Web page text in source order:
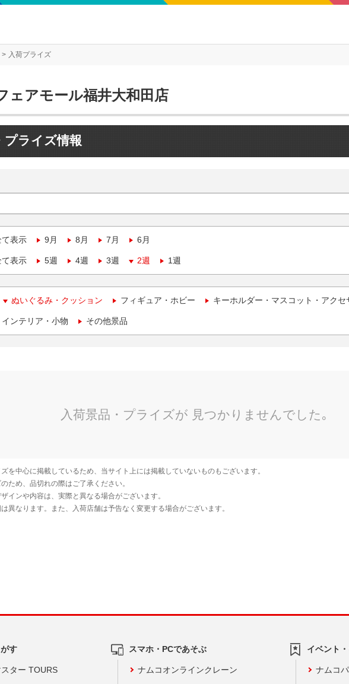
入荷プライズ
ェアモール福井大和田店
プライズ情報
て表示 9月 8月 7月 6月
て表示 5週 4週 3週 2週 1週
ぬいぐるみ・クッション フィギュア・ホビー キーホルダー・マスコット・アクセ
ンテリア・小物 その他景品
す
ター TOURS
スマホ・PCであそぶ
ナムコオンラインクレーン
イベント
ナムコ